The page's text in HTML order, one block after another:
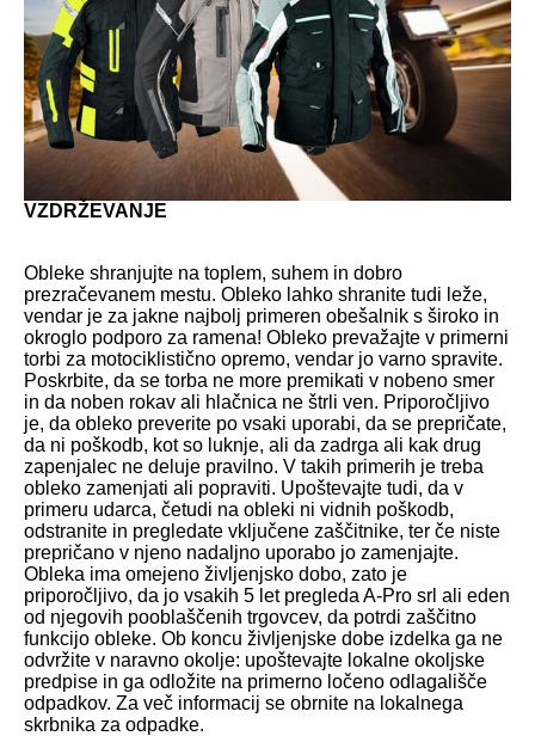
VZDRŽEVANJE
Obleke shranjujte na toplem, suhem in dobro
prezračevanem mestu. Obleko lahko shranite tudi leže,
vendar je za jakne najbolj primeren obešalnik s široko in
okroglo podporo za ramena! Obleko prevažajte v primerni
torbi za motociklistično opremo, vendar jo varno spravite.
Poskrbite, da se torba ne more premikati v nobeno smer
in da noben rokav ali hlačnica ne štrli ven. Priporočljivo
je, da obleko preverite po vsaki uporabi, da se prepričate,
da ni poškodb, kot so luknje, ali da zadrga ali kak drug
zapenjalec ne deluje pravilno. V takih primerih je treba
obleko zamenjati ali popraviti. Upoštevajte tudi, da v
primeru udarca, četudi na obleki ni vidnih poškodb,
odstranite in pregledate vključene zaščitnike, ter če niste
prepričano v njeno nadaljno uporabo jo zamenjajte.
Obleka ima omejeno življenjsko dobo, zato je
priporočljivo, da jo vsakih 5 let pregleda A-Pro srl ali eden
od njegovih pooblaščenih trgovcev, da potrdi zaščitno
funkcijo obleke. Ob koncu življenjske dobe izdelka ga ne
odvržite v naravno okolje: upoštevajte lokalne okoljske
predpise in ga odložite na primerno ločeno odlagališče
odpadkov. Za več informacij se obrnite na lokalnega
skrbnika za odpadke.